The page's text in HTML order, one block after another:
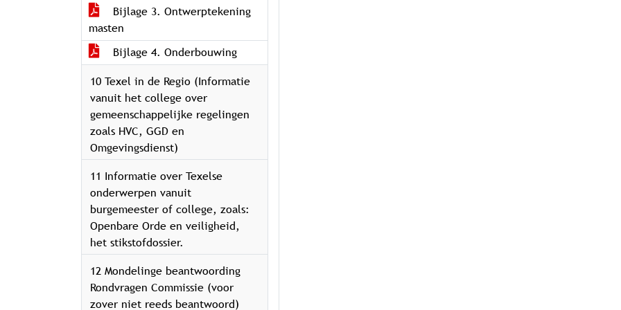
Bijlage 3. Ontwerptekening
masten
Bijlage 4. Onderbouwing
10 Texel in de Regio (Informatie
vanuit het college over
gemeenschappelijke regelingen
zoals HVC, GGD en
Omgevingsdienst)
11 Informatie over Texelse
onderwerpen vanuit
burgemeester of college, zoals:
Openbare Orde en veiligheid,
het stikstofdossier.
12 Mondelinge beantwoording
Rondvragen Commissie (voor
zover niet reeds beantwoord)